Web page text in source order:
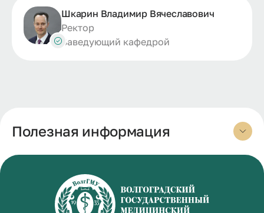
Шкарин Владимир Вячеславович
Ректор
Заведующий кафедрой
Полезная информация